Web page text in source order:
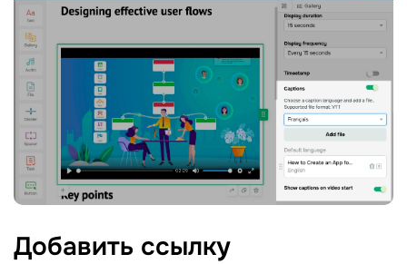
Добавить ссылку